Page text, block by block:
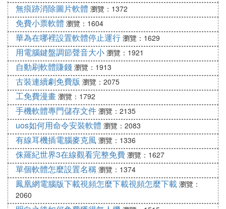
很正常，耳機口一般就在音效卡附近，因此判斷LZ的
音效卡晶元很接近USB口，這種情況，主要是因為U
SB鍵盤的功率比滑鼠大許多，所以當接上鍵盤或者
滑鼠的時候，USB電路會產生大量的JITTER，影響
到聲音輸出，JITTER的影響無所不在，只是大和小
的問題，有些台式電腦主板音效卡部分離USB比較
遠，影響自然小一點。玩PC HIFI的人都會想盡一切
辦法降低JITTER，筆記本沒有太多DIY的空間，唯一
的辦法就是換USB外置音效卡，或者耳機口那個USB
插口不要用。
無痕跡消除圖片軟體 瀏覽：1372
免費小票軟體 瀏覽：1604
華為在哪裡設置軟體停止運行 瀏覽：1629
用電腦鍵盤調節聲音大小 瀏覽：1921
自動刷軟體賺錢 瀏覽：1913
古裝連續劇免費版 瀏覽：2075
工免費漫畫 瀏覽：1792
手機軟體專門儲存文件 瀏覽：2135
uos如何用命令安裝軟體 瀏覽：2083
有線耳機插電腦麥克風 瀏覽：1336
侏羅紀世界3在線觀看完整免費 瀏覽：1627
單個軟體怎麼設置名稱 瀏覽：1374
鳳凰網電腦版下載視頻怎麼下載視頻怎麼下載 瀏覽：
2060